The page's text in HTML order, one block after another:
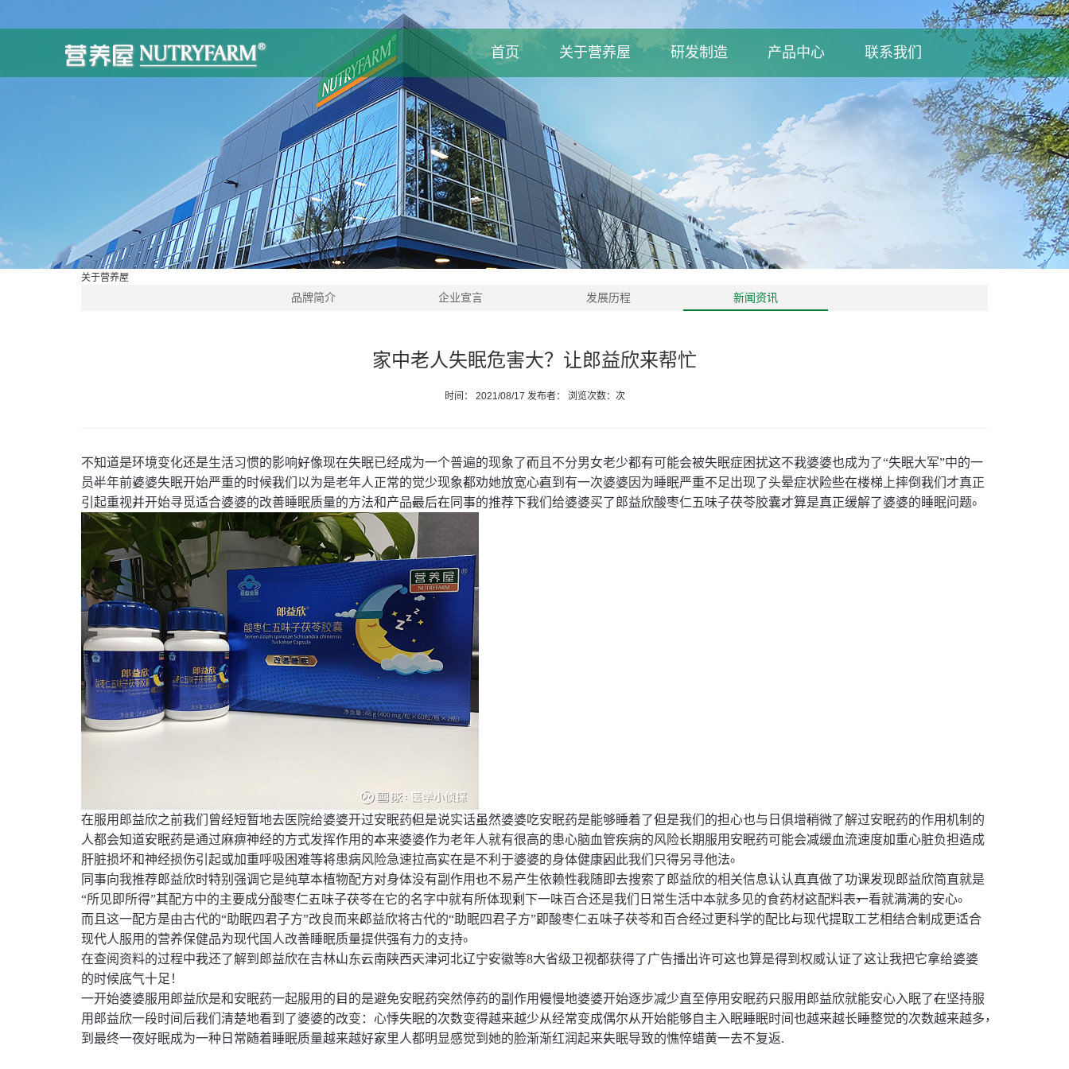
首页 关于营养屋 研发制造 产品中心 联系我们
关于营养屋
品牌简介 企业宣言 发展历程 新闻资讯
家中老人失眠危害大？让郎益欣来帮忙
时间： 2021/08/17 发布者： 浏览次数：次
不知道是环境变化还是生活习惯的影响，
好像现在失眠已经成为一个普遍的现象了。
而且不分男女老少，
都有可能会被失眠症困扰，
这不，
我婆婆也成为了“失眠大军”中的一
员。
半年前，
婆婆失眠开始严重的时候，
我们以为是老年人正常的觉少现象，
都劝她放宽心。
直到有一次婆婆因为睡眠严重不足出现了头晕症状，
险些在楼梯上摔倒 ，
我们才真正
引起重视，
并开始寻觅适合婆婆的改善睡眠质量的方法和产品。
最后，
在同事的推荐下，
我们给婆婆买了郎益欣酸枣仁五味子茯苓胶囊，
才算是真正缓解了婆婆的睡眠问题。
在服用郎益欣之前，
我们曾经短暂地去医院给婆婆开过安眠药。
但是说实话，
虽然婆婆吃安眠药是能够睡着了，
但是我们的担心也与日俱增。
稍微了解过安眠药的作用机制的
人都会知道，
安眠药是通过麻痹神经的方式发挥作用的，
本来婆婆作为老年人就有很高的患心脑血管疾病的风险，
长期服用安眠药可能会减缓血流速度、
加重心脏负担、
造成
肝脏损坏和神经损伤、
引起或加重呼吸困难等，
将患病风险急速拉高，
实在是不利于婆婆的身体健康，
因此我们只得另寻他法。
同事向我推荐郎益欣时，
特别强调它是纯草本植物配方，
对身体没有副作用，
也不易产生依赖性。
我随即去搜索了郎益欣的相关信息，
认认真真做了功课，
发现郎益欣简直就是
“所见即所得”，
其配方中的主要成分酸枣仁、
五味子、
茯苓在它的名字中就有所体现，
剩下一味百合还是我们日常生活中本就多见的食药材。
这配料表，
一看就满满的安心。
而且这一配方是由古代的“助眠四君子方”改良而来。
郎益欣将古代的“助眠四君子方”，即酸枣仁、
五味子、
茯苓和百合经过更科学的配比，
与现代提取工艺相结合，
制成更适合
现代人服用的营养保健品，
为现代国人改善睡眠质量提供强有力的支持。
在查阅资料的过程中，
我还了解到郎益欣在吉林、
山东、
云南、
陕西、
天津、
河北、
辽宁、
安徽等8大省级卫视都获得了广告播出许可，
这也算是得到权威认证了，
这让我把它拿给婆婆
的时候底气十足 ！
一开始婆婆服用郎益欣是和安眠药一起服用的，
目的是避免安眠药突然停药的副作用，
慢慢地婆婆开始逐步减少直至停用安眠药，
只服用郎益欣就能安心入眠了。
在坚持服
用郎益欣一段时间后，
我们清楚地看到了婆婆的改变 ： 心悸失眠的次数变得越来越少，
从经常变成偶尔，
从开始能够自主入眠，
睡眠时间也越来越长，
睡整觉的次数越来越多，
到最终一夜好眠成为一种日常。
随着睡眠质量越来越好，
家里人都明显感觉到她的脸渐渐红润起来，
失眠导致的憔悴蜡黄一去不复返.